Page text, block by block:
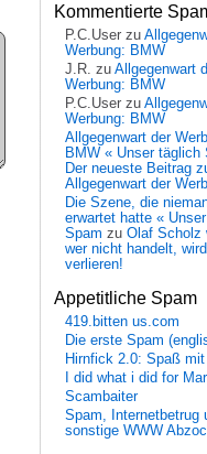
Kommentierte
P.C.User zu
Werbung: BMW
J.R. zu Allgegenwart
Werbung: BMW
P.C.User zu
Werbung: BMW
Allgegenwart der
BMW « Unser täglich
Der neueste Beitrag
Allgegenwart der
Die Szene, die
erwartet hatte «
Spam zu Olaf Scholz
wer nicht handelt,
verlieren!
Appetitliche Spam
419.bitten us.com
Die erste Spam
Hirnfick 2.0: Spaß mit
I did what i did for
Scambaiter
Spam, Internetbetrug
sonstige WWW